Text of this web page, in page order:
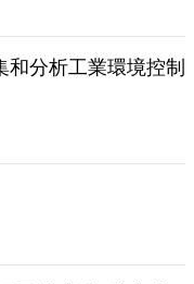
分析工業環境控制